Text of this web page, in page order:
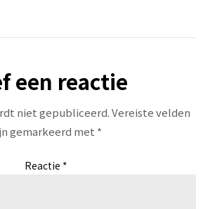
een reactie
niet gepubliceerd.Vereiste velden
gemarkeerd met *
Reactie *